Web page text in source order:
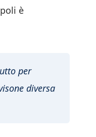
è
per
diversa